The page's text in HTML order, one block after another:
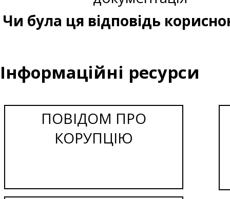
Чи була ця відповідь
Інформаційні ресурси
ПОВІДОМ ПРО
КОРУПЦІЮ